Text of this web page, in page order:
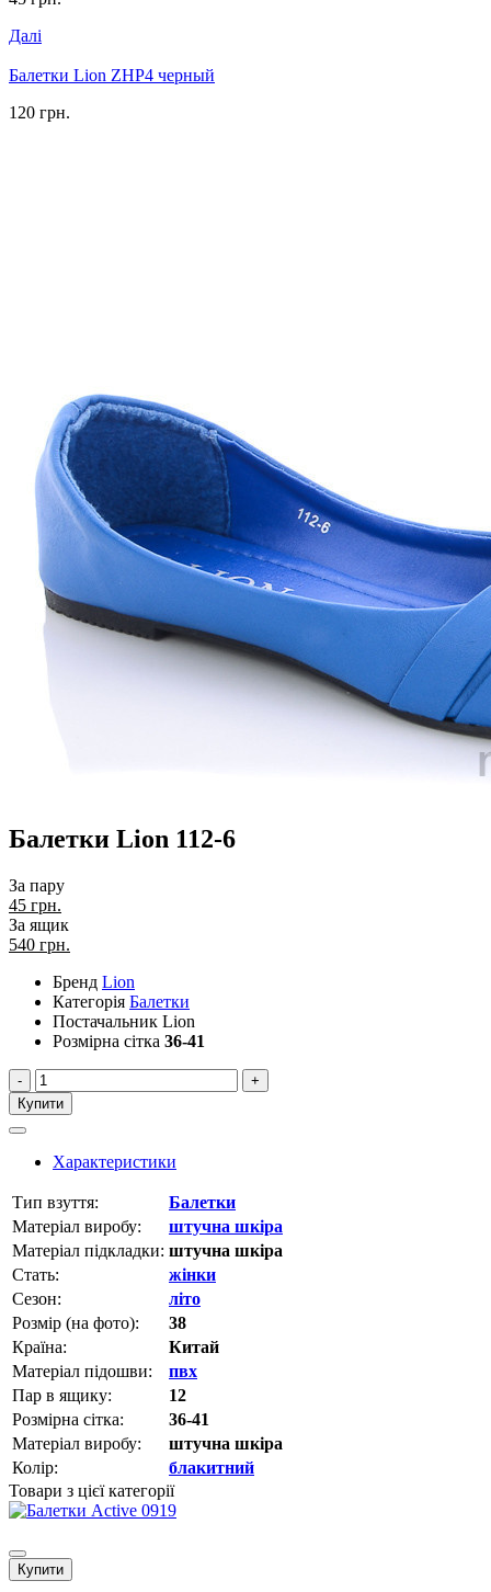
Далі
Балетки Lion ZHP4 черный
120 грн.
Балетки Lion 112-6
За пару
45 грн.
За ящик
540 грн.
Бренд Lion
Категорія Балетки
Постачальник Lion
Розмірна сітка 36-41
-
+
Купити
Характеристики
Тип взуття:
Балетки
Матеріал виробу:
штучна шкіра
Матеріал підкладки: штучна шкіра
Стать:
жінки
Сезон:
літо
Розмір (на фото):
38
Країна:
Китай
Матеріал підошви:
пвх
Пар в ящику:
12
Розмірна сітка:
36-41
Матеріал виробу:
штучна шкіра
Колір:
блакитний
Товари з цієї категорії
Купити